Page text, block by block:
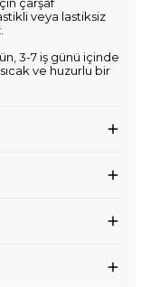
veya lastiksiz
3-7 iş günü içinde
ve huzurlu bir